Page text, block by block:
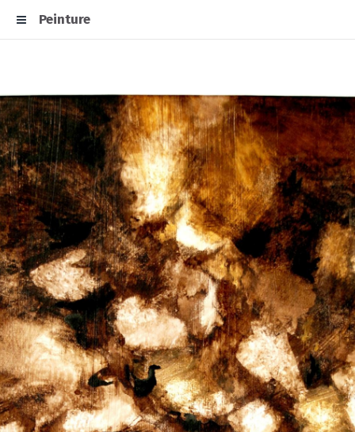
Peinture